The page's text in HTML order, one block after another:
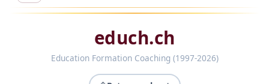
educh.ch
Education Formation Coaching (1997-2026)